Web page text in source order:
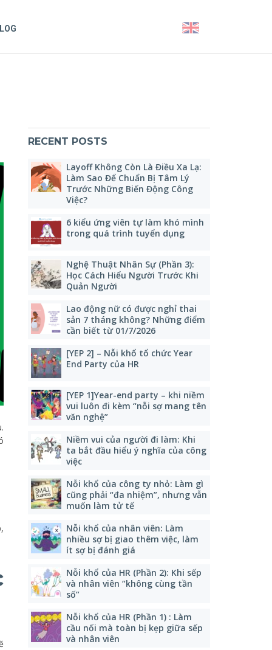
RECENT POSTS
Layoff Không Còn Là Điều Xa Lạ:
Làm Sao Để Chuẩn Bị Tâm Lý
Trước Những Biến Động Công
Việc?
6 kiểu ứng viên tự làm khó mình
trong quá trình tuyển dụng
Nghệ Thuật Nhân Sự (Phần 3):
Học Cách Hiểu Người Trước Khi
Quản Người
Lao động nữ có được nghỉ thai
sản 7 tháng không? Những điểm
cần biết từ 01/7/2026
[YEP 2] – Nỗi khổ tổ chức Year
End Party của HR
[YEP 1]Year-end party – khi niềm
vui luôn đi kèm “nỗi sợ mang tên
văn nghệ”
Niềm vui của người đi làm: Khi
ta bắt đầu hiểu ý nghĩa của công
việc
Nỗi khổ của công ty nhỏ: Làm gì
cũng phải “đa nhiệm”, nhưng vẫn
muốn làm tử tế
Nỗi khổ của nhân viên: Làm
nhiều sợ bị giao thêm việc, làm
ít sợ bị đánh giá
Nỗi khổ của HR (Phần 2): Khi sếp
và nhân viên “không cùng tần
số”
Nỗi khổ của HR (Phần 1) : Làm
cầu nối mà toàn bị kẹp giữa sếp
và nhân viên